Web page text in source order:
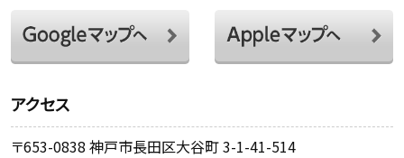
アクセス
〒653-0838 神戸市長田区大谷町 3-1-41-514